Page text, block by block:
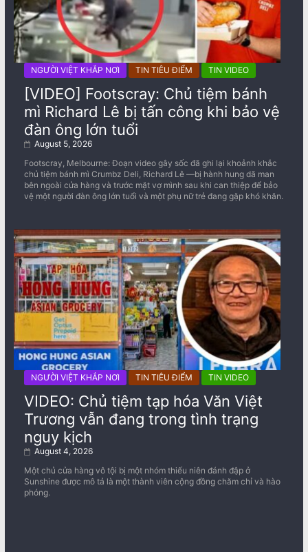
NGƯỜI VIỆT KHẮP NƠI TIN TIÊU ĐIỂM TIN VIDEO
[VIDEO] Footscray: Chủ tiệm bánh
mì Richard Lê bị tấn công khi bảo vệ
đàn ông lớn tuổi
August 5, 2026
Footscray, Melbourne: Đoạn video gây sốc đã ghi lại khoảnh khắc
chủ tiệm bánh mì Crumbz Deli, Richard Lê —bị hành hung dã man
bên ngoài cửa hàng và trước mặt vợ mình sau khi can thiệp để bảo
vệ một người đàn ông lớn tuổi và một phụ nữ trẻ đang gặp khó khăn.
NGƯỜI VIỆT KHẮP NƠI TIN TIÊU ĐIỂM TIN VIDEO
VIDEO: Chủ tiệm tạp hóa Văn Việt
Trương vẫn đang trong tình trạng
nguy kịch
August 4, 2026
Một chủ cửa hàng vô tội bị một nhóm thiếu niên đánh đập ở
Sunshine được mô tả là một thành viên cộng đồng chăm chỉ và hào
phóng.